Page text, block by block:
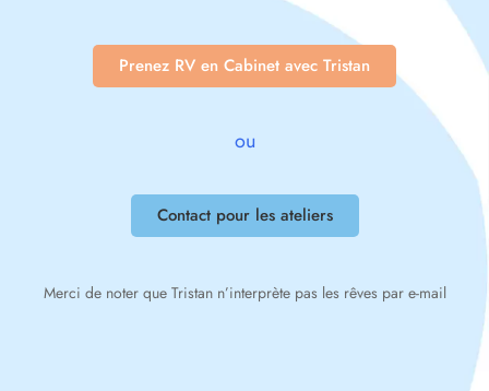
Prenez RV en Cabinet avec Tristan
ou
Contact pour les ateliers
Merci de noter que Tristan n’interprète pas les rêves par e-mail